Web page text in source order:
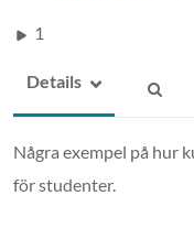
1
Details
Några exempel på hur
för studenter.